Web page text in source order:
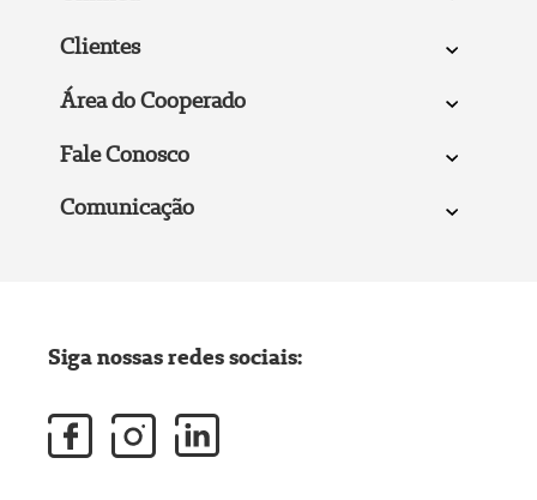
Clientes
Área do Cooperado
Fale Conosco
Comunicação
Siga nossas redes sociais: